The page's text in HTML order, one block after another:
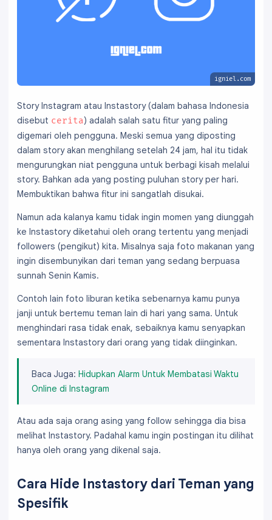
igniel.com
Story Instagram atau Instastory (dalam bahasa Indonesia
disebut cerita) adalah salah satu fitur yang paling
digemari oleh pengguna. Meski semua yang diposting
dalam story akan menghilang setelah 24 jam, hal itu tidak
mengurungkan niat pengguna untuk berbagi kisah melalui
story. Bahkan ada yang posting puluhan story per hari.
Membuktikan bahwa fitur ini sangatlah disukai.
Namun ada kalanya kamu tidak ingin momen yang diunggah
ke Instastory diketahui oleh orang tertentu yang menjadi
followers (pengikut) kita. Misalnya saja foto makanan yang
ingin disembunyikan dari teman yang sedang berpuasa
sunnah Senin Kamis.
Contoh lain foto liburan ketika sebenarnya kamu punya
janji untuk bertemu teman lain di hari yang sama. Untuk
menghindari rasa tidak enak, sebaiknya kamu senyapkan
sementara Instastory dari orang yang tidak diinginkan.
Baca Juga: Hidupkan Alarm Untuk Membatasi Waktu
Online di Instagram
Atau ada saja orang asing yang follow sehingga dia bisa
melihat Instastory. Padahal kamu ingin postingan itu dilihat
hanya oleh orang yang dikenal saja.
Cara Hide Instastory dari Teman yang
Spesifik